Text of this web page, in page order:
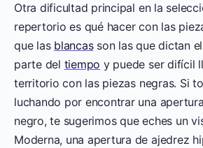
Otra dificultad principal en la
repertorio es qué hacer con las
que las blancasson las que dictan
parte del tiempo y puede ser difícil
territorio con las piezas negras. Si
luchando por encontrar una
negro, te sugerimos que eches un
Moderna, una apertura de ajedrez